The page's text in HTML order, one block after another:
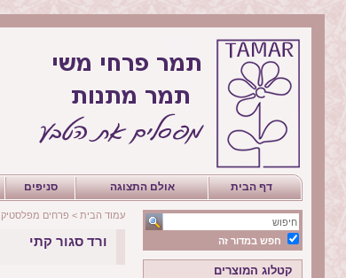
דף הבית אולם התצוגה סניפים
חפש במדור זה
קטלוג המוצרים
עמוד הבית > פרחים מפלסטיק
ורד סגור קתי